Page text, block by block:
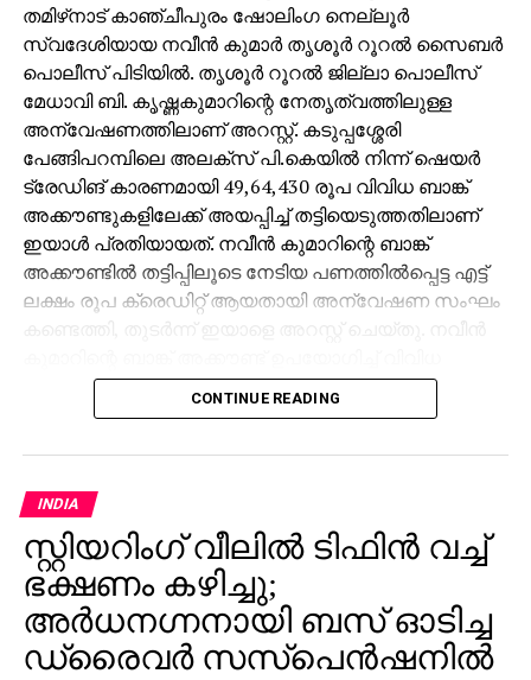
തമിഴ്‌നാട് കാഞ്ചീപുരം ഷോലിംഗ നെല്ലൂര്‍
സ്വദേശിയായ നവീന്‍ കുമാര്‍ തൃശൂര്‍ റൂറല്‍ സൈബര്‍
പൊലീസ് പിടിയില്‍. തൃശൂര്‍ റൂറല്‍ ജില്ലാ പൊലീസ്
മേധാവി ബി. കൃഷ്ണകുമാറിന്റെ നേതൃത്വത്തിലുള്ള
അന്വേഷണത്തിലാണ് അറസ്റ്റ്. കടുപ്പശ്ശേരി
പേങ്ങിപറമ്പിലെ അലക്‌സ് പി.കെയില്‍ നിന്ന് ഷെയര്‍
ട്രേഡിങ് കാരണമായി 49,64,430 രൂപ വിവിധ ബാങ്ക്
അക്കൗണ്ടുകളിലേക്ക് അയപ്പിച്ച് തട്ടിയെടുത്തതിലാണ്
ഇയാള്‍ പ്രതിയായത്. നവീന്‍ കുമാറിന്റെ ബാങ്ക്
അക്കൗണ്ടില്‍ തട്ടിപ്പിലൂടെ നേടിയ പണത്തില്‍പ്പെട്ട എട്ട്
ലക്ഷം രൂപ ക്രെഡിറ്റ് ആയതായി അന്വേഷണ സംഘം
സ്ഥലങ്ങളില്‍ തട്ടിപ്പ് നടത്തിയതിന് മലപ്പുറം അരീക്കോട്,
മലപ്പുറം താനൂര്‍, ആലപ്പുഴ, കോഴിക്കോട് റൂറല്‍,
ചെയ്തിട്ടുണ്ട്. അന്വേഷണ സംഘത്തില്‍ തൃശൂര്‍
റൂറല്‍ സൈബര്‍ പോലീസ് സ്‌റ്റേഷന്‍ എസ്.എച്ച്.ഒ
സുജിത്ത് പി.എസ്, ജി.എസ്.ഐമാരായ അശോകന്‍
ടി.എന്‍, ഗ്ലാഡിന്‍ എന്നിവര്‍ ഉള്‍പ്പെട്ടു.
CONTINUE READING
INDIA
സ്റ്റിയറിംഗ് വീലില്‍ ടിഫിന്‍ വച്ച്
ഭക്ഷണം കഴിച്ചു;
അര്‍ധനഗ്നനായി ബസ് ഓടിച്ച
ഡ്രൈവര്‍ സസ്‌പെന്‍ഷനില്‍